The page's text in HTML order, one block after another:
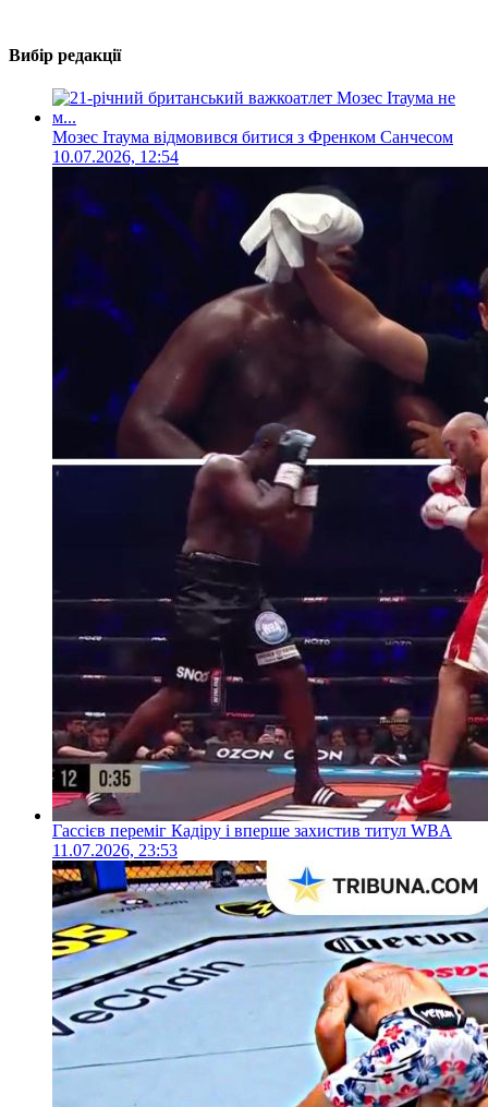
Вибір редакції
Мозес Ітаума відмовився битися з Френком Санчесом
10.07.2026, 12:54
Гассієв переміг Кадіру і вперше захистив титул WBA
11.07.2026, 23:53